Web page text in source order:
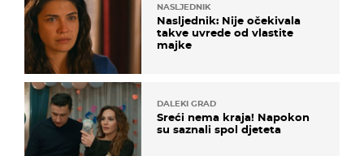
NASLJEDNIK
Nasljednik: Nije očekivala
takve uvrede od vlastite
majke
DALEKI GRAD
Sreći nema kraja! Napokon
su saznali spol djeteta